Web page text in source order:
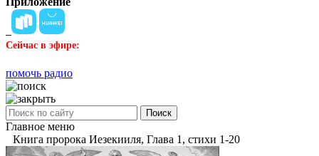
Сейчас в эфире:
помочь радио
Поиск
Главное меню
Книга пророка Иезекииля, Глава 1, стихи 1-20